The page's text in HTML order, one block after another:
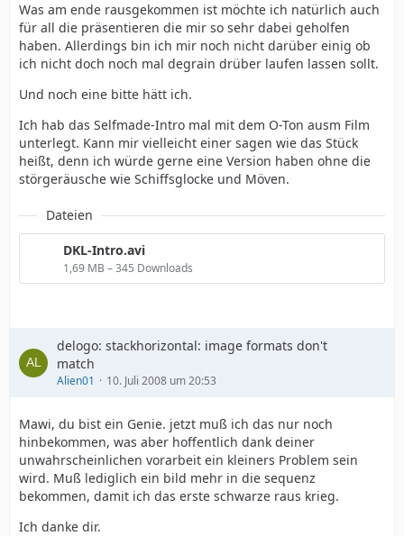
Was am ende rausgekommen ist möchte ich natürlich auch
für all die präsentieren die mir so sehr dabei geholfen
haben. Allerdings bin ich mir noch nicht darüber einig ob
ich nicht doch noch mal degrain drüber laufen lassen sollt.
Und noch eine bitte hätt ich.
Ich hab das Selfmade-Intro mal mit dem O-Ton ausm Film
unterlegt. Kann mir vielleicht einer sagen wie das Stück
heißt, denn ich würde gerne eine Version haben ohne die
störgeräusche wie Schiffsglocke und Möven.
Dateien
DKL-Intro.avi
1,69 MB – 345 Downloads
delogo: stackhorizontal: image formats don't
match
Alien01 10. Juli 2008 um 20:53
Mawi, du bist ein Genie. jetzt muß ich das nur noch
hinbekommen, was aber hoffentlich dank deiner
unwahrscheinlichen vorarbeit ein kleiners Problem sein
wird. Muß lediglich ein bild mehr in die sequenz
bekommen, damit ich das erste schwarze raus krieg.
Ich danke dir.